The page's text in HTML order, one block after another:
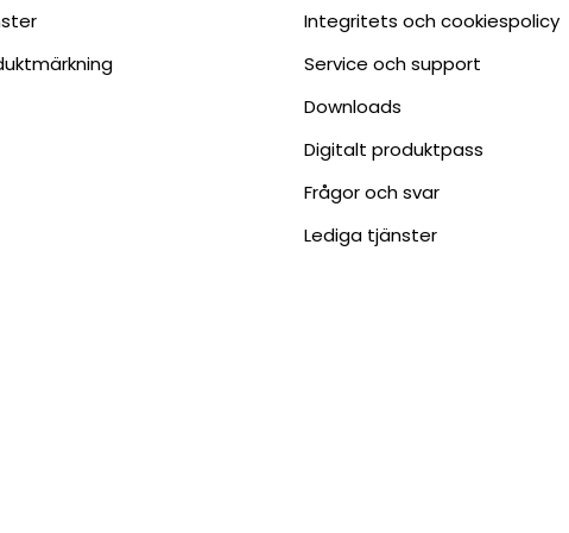
Integritets och cookiespolicy
Service och support
Downloads
Digitalt produktpass
Frågor och svar
Lediga tjänster